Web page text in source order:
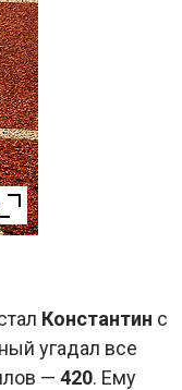
Константин с
угадал все
— 420. Ему